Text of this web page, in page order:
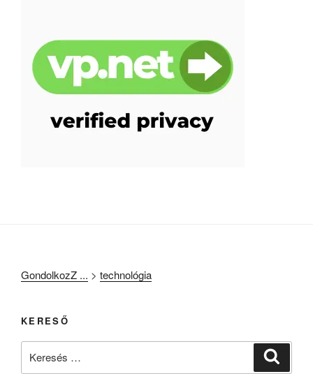
GondolkozZ ... > technológia
KERESŐ